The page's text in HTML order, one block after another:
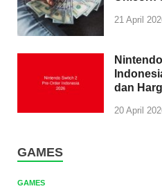
21 April
dan
20 April
GAMES
GAMES